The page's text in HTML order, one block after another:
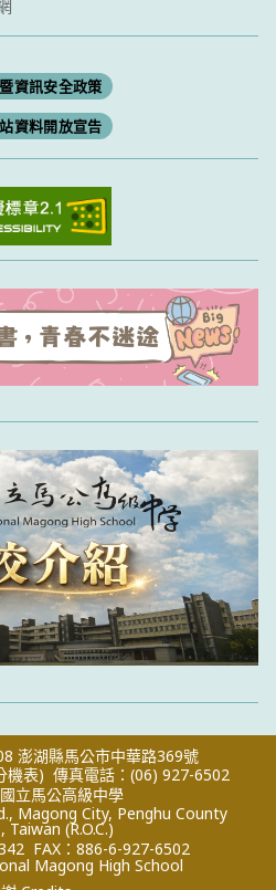
資訊安全政策
資料開放宣告
澎湖縣馬公市中華路369號
機表) 傳真電話：(06) 927-6502
立馬公高級中學
Magong City, Penghu County
Taiwan (R.O.C.)
FAX：886-6-927-6502
Magong High School